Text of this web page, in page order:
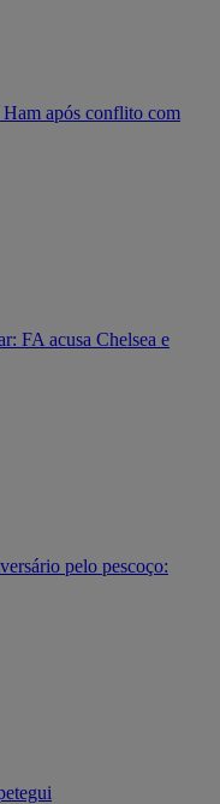
após conflito com
FA acusa Chelsea e
pelo pescoço: